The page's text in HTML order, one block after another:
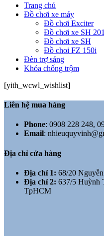
Trang chủ
Đồ chơi xe máy
Đồ chơi Exciter
Đồ chơi xe SH
Đồ chơi xe SH
Đồ choi FZ 150i
Đèn trợ sáng
Khóa chống trộm
[yith_wcwl_wishlist]
Liên hệ mua hàng
Phone: 0908 228 248,
Email:
Địa chỉ cửa hàng
Địa chỉ 1: 68/20
Địa chỉ 2: 637/5 Huỳnh
TpHCM